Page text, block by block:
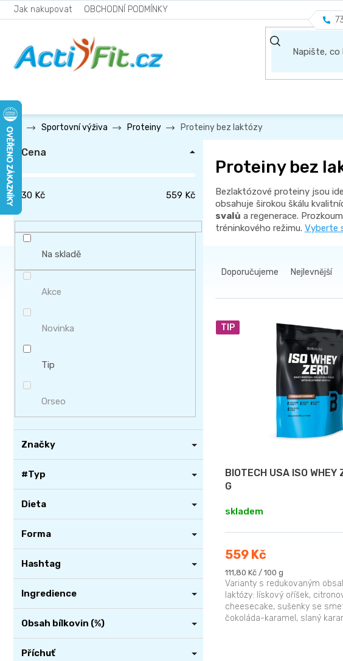
Přejít
na
Jak nakupovat OBCHODNÍ PODMÍNKY
Sportovní výživa Proteiny Proteiny bez laktózy
P
o
s
t
r
a
Cena
30 Kč 559 Kč
Na skladě
Akce
Novinka
Tip
Orseo
Značky
#Typ
Dieta
Forma
Hashtag
Ingredience
Obsah bílkovin (%)
Příchuť
Proteiny bez
Bezlaktózové proteiny jsou
obsahuje širokou škálu
svalů a regenerace.
tréninkového režimu. Vyberte
a
n
í
Doporučujeme Nejlevnější
V
ýTIP
BIOTECH USA ISO WHEY
G
skladem
559 Kč
Měrná
cena:
111,80 Kč / 100 g
Varianty s redukovaným
laktózy: lískový oříšek,
cheesecake, sušenky se
čokoláda-karamel, slaný